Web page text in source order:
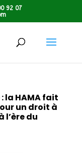
92 07
la HAMA fait
un droit à
l’ère du